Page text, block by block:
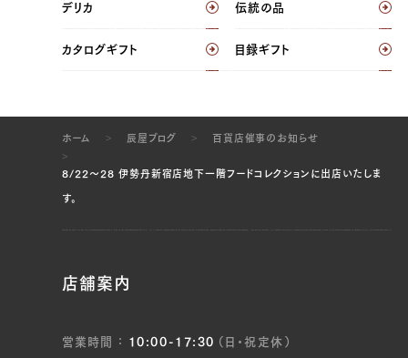
デリカ 伝統の品
カタログギフト 目録ギフト
ホーム 辰屋ブログ 百貨店催事のお知らせ
8/22〜28 伊勢丹新宿店地下一階フードコレクションに出店いたしま
す。
店舗案内
営業時間 10:00-17:30（日・祝定休）